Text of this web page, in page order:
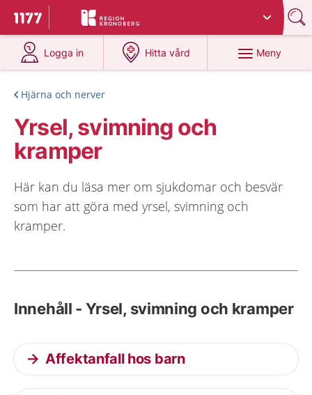
Till startsidan för 1177
Du har valt region
Logga in
på 1177.se
Hitta vård
på 1177.se
Meny
Hjärna och nerver
Yrsel, svimning och
kramper
Här kan du läsa mer om sjukdomar och besvär
som har att göra med yrsel, svimning och
kramper.
Innehåll - Yrsel, svimning och kramper
Affektanfall hos barn